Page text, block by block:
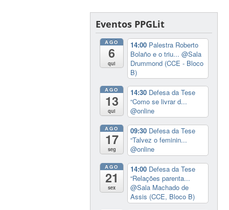
Eventos PPGLit
AGO
6
qui
14:00 Palestra Roberto
Bolaño e o triu...@Sala
Drummond (CCE - Bloco
B)
AGO
13
qui
14:30 Defesa da Tese
“Como se livrar d...
@online
AGO
17
seg
09:30 Defesa da Tese
“Talvez o feminin...
@online
AGO
21
sex
14:00 Defesa da Tese
“Relações parenta...
@Sala Machado de
Assis (CCE, Bloco B)